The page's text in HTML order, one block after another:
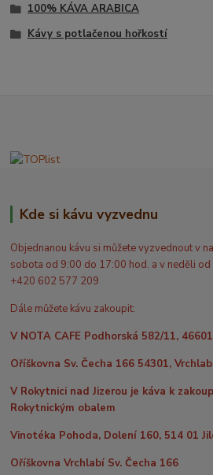
100% KÁVA ARABICA
Kávy s potlačenou hořkostí
Kde si kávu vyzvednu
Objednanou kávu si můžete vyzvednout v
sobota od 9:00 do 17:00 hod. a v neděli
+420 602 577 209
Dále můžete kávu zakoupit:
V NOTA CAFE Podhorská 582/11,
Oříškovna Sv. Čecha 166 54301,
V Rokytnici nad Jizerou je káva k
Rokytnickým obalem
Vinotéka Pohoda, Dolení 160, 514 01
Oříškovna Vrchlabí Sv. Čecha 166